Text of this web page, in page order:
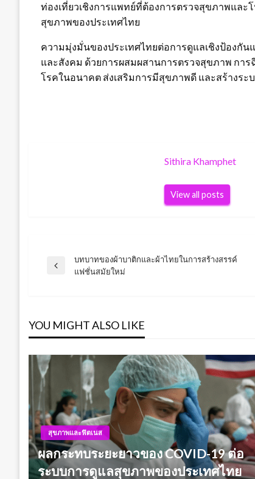
ท่องเที่ยวเชิงการแพทย์ที่ต้องการตรวจสุขภาพแล
สุขภาพของประเทศไทย
ความมุ่งมั่นของประเทศไทยต่อการดูแลเชิงป้องกั
และสังคม ด้วยการผสมผสานการตรวจสุขภาพ กา
โรคในอนาคต ส่งเสริมการมีสุขภาพดี และสร้างร
Sithira Khamphet
View all posts
Post
Previous
บทบาทของผ้าบาติกและผ้าไทยในการสร้างสรรค์
แฟชั่นสมัยใหม่
YOU MIGHT ALSO LIKE
สุขภาพและฟิตเนส
ผลกระทบระยะยาวของ COVID-19 ต่อ
ระบบการดูแลสุขภาพของประเทศไทย